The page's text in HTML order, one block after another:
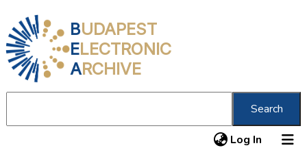
BUDAPEST
ELECTRONIC
ARCHIVE
Search
Log In (current)